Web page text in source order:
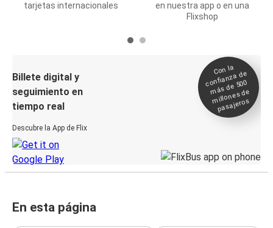
tarjetas internacionales
en nuestra app o en una
Flixshop
Billete digital y
seguimiento en
tiempo real
Descubre la App de Flix
Con la
confianza de
más de 500
millones de
pasajeros
En esta página